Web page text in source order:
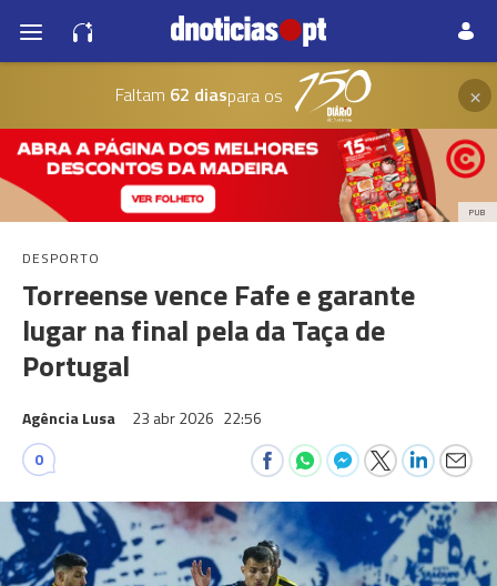
Faltam 62 diaspara os ×
PUB
DESPORTO
Torreense vence Fafe e garante
lugar na final pela da Taça de
Portugal
Agência Lusa 23 abr 2026 22:56
0